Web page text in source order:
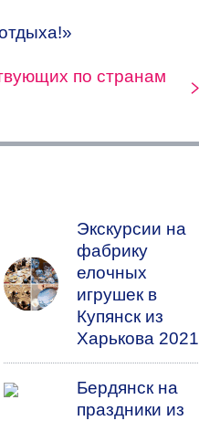
по странам
Экскурсии на
фабрику
елочных
игрушек в
Купянск из
Харькова 2021
Бердянск на
праздники из